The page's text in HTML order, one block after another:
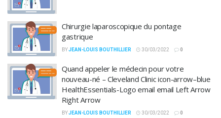
Chirurgie laparoscopique du pontage
gastrique
BYJEAN-LOUIS BOUTHILLIER 30/03/2022 0
Quand appeler le médecin pour votre
nouveau-né – Cleveland Clinic icon-arrow–blue
HealthEssentials-Logo email email Left Arrow
Right Arrow
BYJEAN-LOUIS BOUTHILLIER 30/03/2022 0